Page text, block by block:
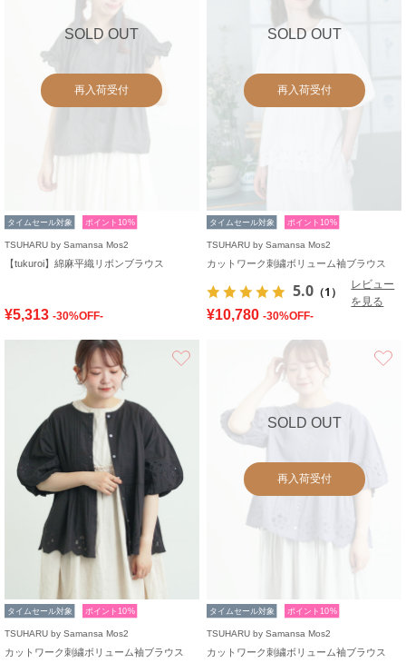
SOLD OUT
再入荷受付
タイムセール対象 ポイント10%
TSUHARU by Samansa Mos2
【tukuroi】綿麻平織リボンブラウス
¥5,313 -30%OFF-
SOLD OUT
再入荷受付
タイムセール対象 ポイント10%
TSUHARU by Samansa Mos2
カットワーク刺繍ボリューム袖ブラウス
5.0 （1）
レビュー
を見る
¥10,780 -30%OFF-
タイムセール対象 ポイント10%
TSUHARU by Samansa Mos2
カットワーク刺繍ボリューム袖ブラウス
SOLD OUT
再入荷受付
タイムセール対象 ポイント10%
TSUHARU by Samansa Mos2
カットワーク刺繍ボリューム袖ブラウス